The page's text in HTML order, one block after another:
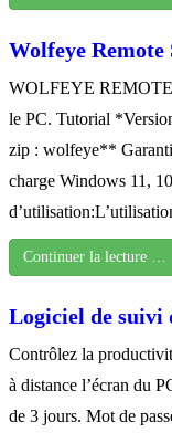
Wolfeye Remote
WOLFEYE REMOTE
le PC. Tutorial
zip : wolfeye**
charge Windows 11,
Continuer la lecture …
Logiciel de suivi
Contrôlez la
à distance l’écran du
de 3 jours. Mot de